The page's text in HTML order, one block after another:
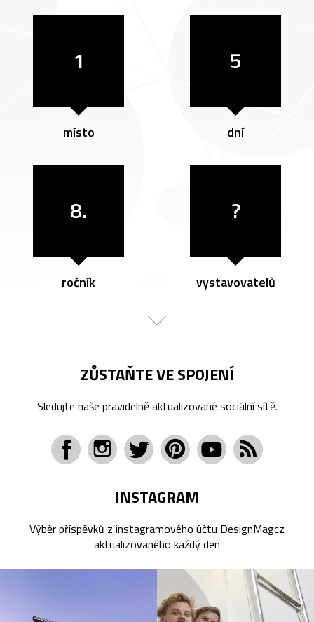
1
místo
5
dní
8.
ročník
?
vystavovatelů
ZŮSTAŇTE VE SPOJENÍ
Sledujte naše pravidelně aktualizované sociální sítě.
INSTAGRAM
Výběr příspěvků z instagramového účtu DesignMagcz
aktualizovaného každý den